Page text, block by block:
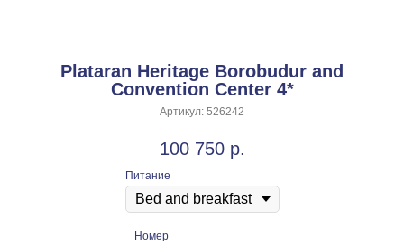
Plataran Heritage Borobudur and
Convention Center 4*
Артикул: 526242
100 750 р.
Питание
Номер